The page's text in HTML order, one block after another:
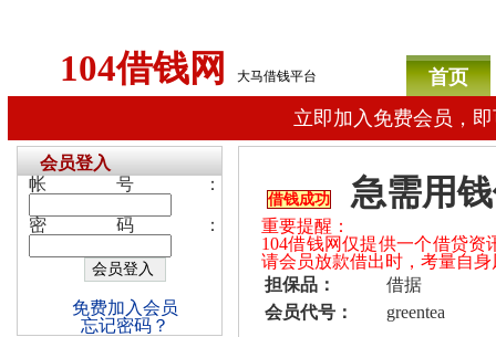
104借钱网 大马借钱平台
首页
立即加入免费会员，
借钱成功 急需用
重要提醒：
104借钱网仅提供一个借贷
请会员放款借出时，考量自
担保品：
借据
会员代号：
greentea
会员登入
帐号：
密码：
免费加入会员
忘记密码？